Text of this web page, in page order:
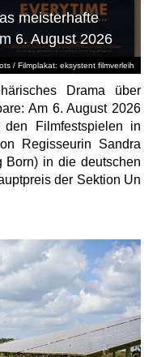
/ Filmplakat: eksystent filmverleih
meisterhafte
6. August 2026
Drama über
Am 6. August 2026
den Filmfestspielen in
Regisseurin Sandra
Born) in die deutschen
der Sektion Un